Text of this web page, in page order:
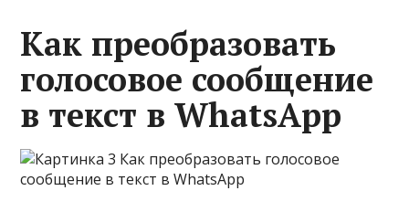
Как преобразовать
голосовое сообщение
в текст в WhatsApp